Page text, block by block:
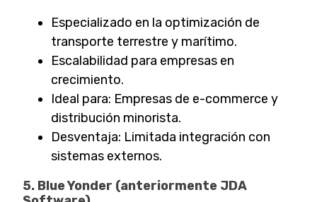
Especializado en la optimización de
transporte terrestre y marítimo.
Escalabilidad para empresas en
crecimiento.
Ideal para: Empresas de e-commerce y
distribución minorista.
Desventaja: Limitada integración con
sistemas externos.
5. Blue Yonder (anteriormente JDA